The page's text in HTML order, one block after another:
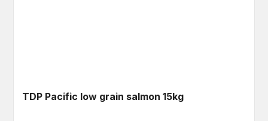
TDP Pacific low grain salmon 15kg